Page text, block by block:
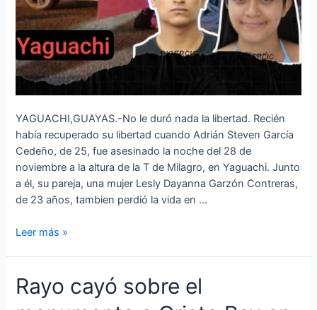
YAGUACHI,GUAYAS.-No le duró nada la libertad. Recién
había recuperado su libertad cuando Adrián Steven García
Cedeño, de 25, fue asesinado la noche del 28 de
noviembre a la altura de la T de Milagro, en Yaguachi. Junto
a él, su pareja, una mujer Lesly Dayanna Garzón Contreras,
de 23 años, tambien perdió la vida en …
Leer más »
Rayo cayó sobre el
Rayo
cayó